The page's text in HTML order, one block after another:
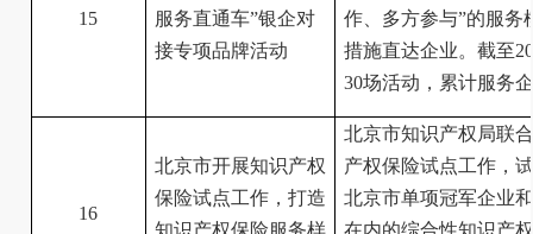
15
服务直通车”银企对
接专项品牌活动
作、多方参与”的服务
措施直达企业。截至
30场活动，累计服务
16
北京市开展知识产权
保险试点工作，打造
知识产权保险服务样
北京市知识产权局联
产权保险试点工作，
北京市单项冠军企业
在内的综合性知识产